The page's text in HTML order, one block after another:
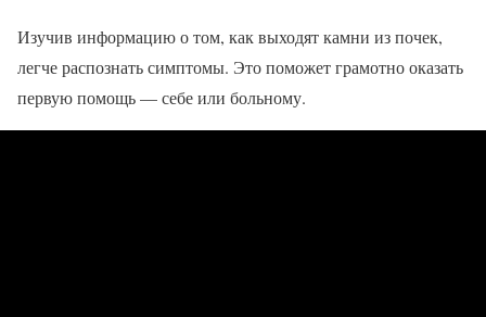
Изучив информацию о том, как выходят камни из почек,
легче распознать симптомы. Это поможет грамотно оказать
первую помощь — себе или больному.